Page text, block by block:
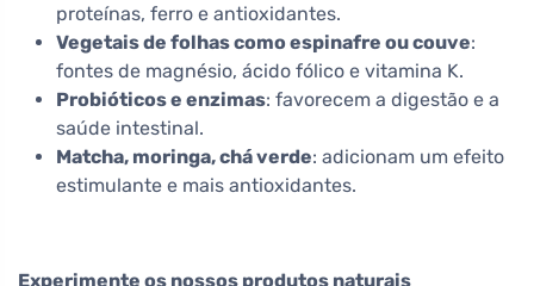
proteínas, ferro e antioxidantes.
Vegetais de folhas como espinafre ou couve:
fontes de magnésio, ácido fólico e vitamina K.
Probióticos e enzimas: favorecem a digestão e a
saúde intestinal.
Matcha, moringa, chá verde: adicionam um efeito
estimulante e mais antioxidantes.
Experimente os nossos produtos naturais